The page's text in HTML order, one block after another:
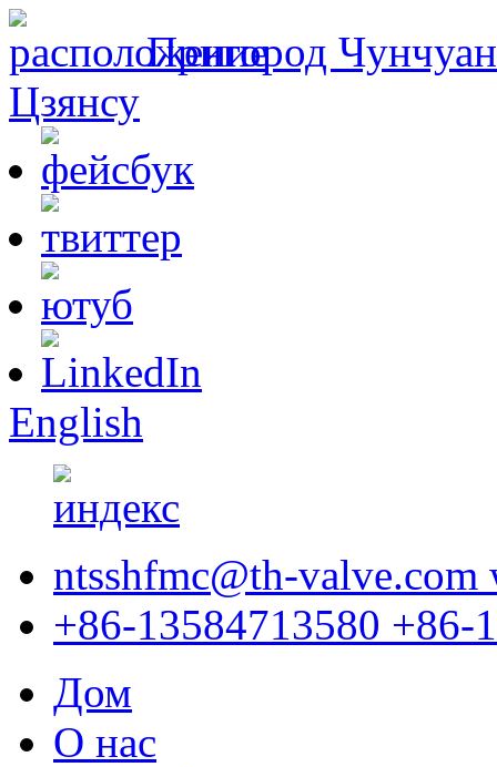
Пригород
Цзянсу
English
ntsshfmc@th-valve.com
+86-13584713580 +86-
Дом
О нас